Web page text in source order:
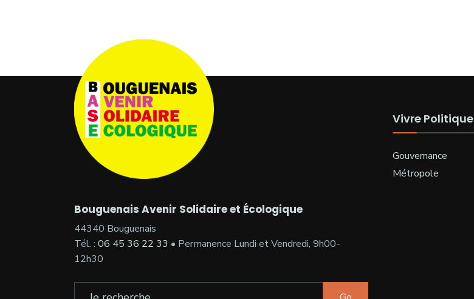
Bouguenais Avenir Solidaire et Écologique
44340 Bouguenais
Tél. : 06 45 36 22 33 • Permanence Lundi et Vendredi, 9h00-
12h30
Vivre Politique
Gouvernance
Métropole